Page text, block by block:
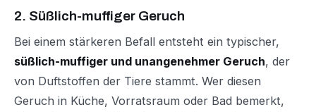
2. Süßlich-muffiger Geruch
Bei einem stärkeren Befall entsteht ein typischer,
süßlich-muffiger und unangenehmer Geruch, der
von Duftstoffen der Tiere stammt. Wer diesen
Geruch in Küche, Vorratsraum oder Bad bemerkt,